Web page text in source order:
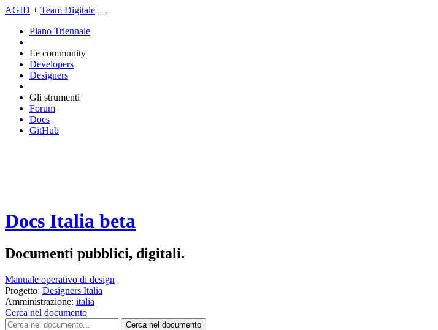
AGID + Team Digitale
Piano Triennale
Le community
Developers
Designers
Gli strumenti
Forum
Docs
GitHub
Docs Italia beta
Documenti pubblici, digitali.
Manuale operativo di design
Progetto: Designers Italia
Amministrazione: italia
Cerca nel documento
Cerca nel documento